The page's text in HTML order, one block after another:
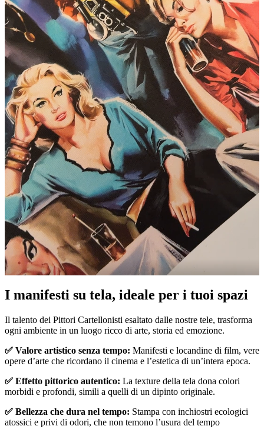
I manifesti su tela, ideale per i tuoi spazi
Il talento dei Pittori Cartellonisti esaltato dalle nostre tele, trasforma
ogni ambiente in un luogo ricco di arte, storia ed emozione.
✅ Valore artistico senza tempo: Manifesti e locandine di film, vere
opere d’arte che ricordano il cinema e l’estetica di un’intera epoca.
✅ Effetto pittorico autentico: La texture della tela dona colori
morbidi e profondi, simili a quelli di un dipinto originale.
✅ Bellezza che dura nel tempo: Stampa con inchiostri ecologici
atossici e privi di odori, che non temono l’usura del tempo